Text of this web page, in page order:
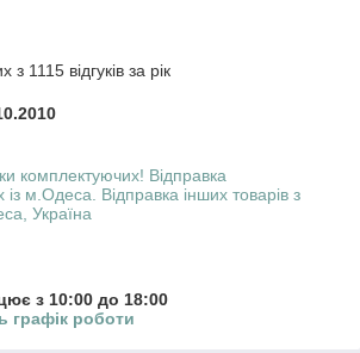
з 1115 відгуків за рік
комплектуючих! Відправка
м.Одеса. Відправка інших товарів з
Україна
з 10:00 до 18:00
графік роботи